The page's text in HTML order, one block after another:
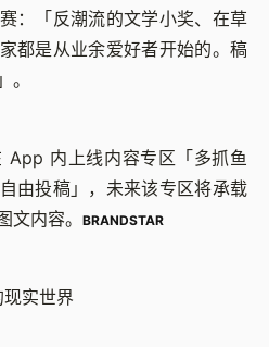
：「反潮流的文学小奖、在草
都是从业余爱好者开始的。稿
App 内上线内容专区「多抓鱼
由投稿」，未来该专区将承载
文内容。
BRANDSTAR
现实世界